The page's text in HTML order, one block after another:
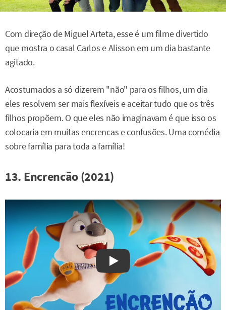
Com direção de Miguel Arteta, esse é um filme divertido
que mostra o casal Carlos e Alisson em um dia bastante
agitado.
Acostumados a só dizerem "não" para os filhos, um dia
eles resolvem ser mais flexíveis e aceitar tudo que os três
filhos propõem. O que eles não imaginavam é que isso os
colocaria em muitas encrencas e confusões. Uma comédia
sobre família para toda a família!
13. Encrencão (2021)
Watch on YouTube